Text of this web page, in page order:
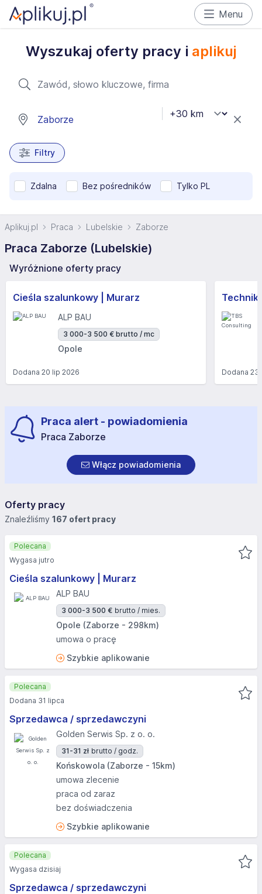
Menu
Wyszukaj oferty pracy i aplikuj
Filtry
Zdalna Bez pośredników Tylko PL
Aplikuj.pl Praca Lubelskie Zaborze
Praca Zaborze (Lubelskie)
Wyróżnione oferty pracy
Cieśla szalunkowy | Murarz
ALP BAU
3 000-3 500 € brutto / mc
Opole
Dodana 20 lip 2026 Dodana23
Praca alert - powiadomienia
Praca Zaborze
Włącz powiadomienia
Oferty pracy
Znaleźliśmy 167 ofert pracy
Cieśla szalunkowy | Murarz
ALP BAU
3 000-3 500 € brutto / mies.
Opole (Zaborze - 298km)
umowa o pracę
Szybkie aplikowanie
Polecana
Wygasa jutro
Sprzedawca / sprzedawczyni
Golden Serwis Sp. z o. o.
31-31 zł brutto / godz.
Końskowola (Zaborze - 15km)
umowa zlecenie
praca od zaraz
bez doświadczenia
Szybkie aplikowanie
Polecana
Dodana 31 lipca
Sprzedawca / sprzedawczyni
Polecana
Wygasa dzisiaj